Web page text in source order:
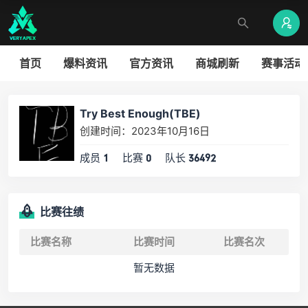
首页 爆料资讯 官方资讯 商城刷新 赛事活动
Try Best Enough(TBE)
创建时间：2023年10月16日
成员 1 比赛 0 队长 36492
比赛往绩
比赛名称 比赛时间
比赛名次
暂无数据